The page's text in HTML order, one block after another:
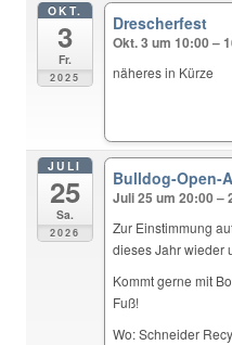
OKT.
3
Fr.
2025
Drescherfest
Okt. 3 um 10:00 –
näheres in Kürze
JULI
25
Sa.
2026
Bulldog-Open-
Juli 25 um 20:00 –
Zur Einstimmung
dieses Jahr wieder
Kommt gerne mit
Fuß!
Wo: Schneider